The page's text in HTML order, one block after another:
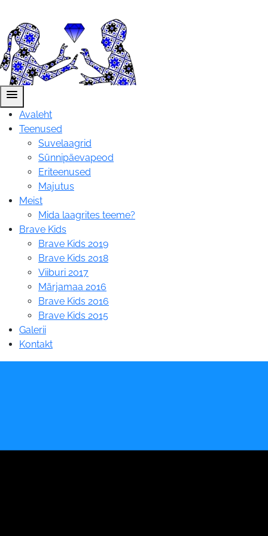
menu
Avaleht
Teenused
Suvelaagrid
Sünnipäevapeod
Eriteenused
Majutus
Meist
Mida laagrites teeme?
Brave Kids
Brave Kids 2019
Brave Kids 2018
Viiburi 2017
Märjamaa 2016
Brave Kids 2016
Brave Kids 2015
Galerii
Kontakt